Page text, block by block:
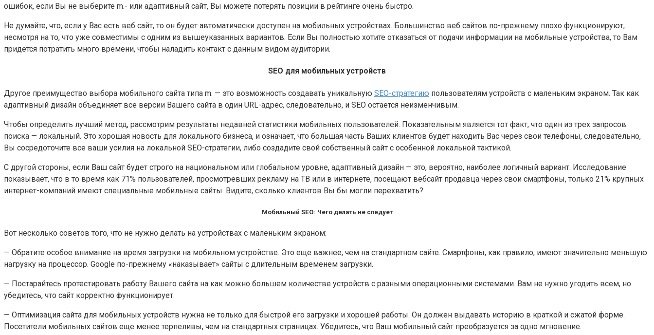
ошибок, если Вы не выберите m.- или адаптивный сайт, Вы можете потерять позиции в рейтинге очень быстро.
Не думайте, что, если у Вас есть веб сайт, то он будет автоматически доступен на мобильных устройствах. Большинство веб сайтов по-прежнему плохо функционируют,
несмотря на то, что уже совместимы с одним из вышеуказанных вариантов. Если Вы полностью хотите отказаться от подачи информации на мобильные устройства, то Вам
придется потратить много времени, чтобы наладить контакт с данным видом аудитории.
SEO для мобильных устройств
Другое преимущество выбора мобильного сайта типа m. — это возможность создавать уникальную SEO-стратегию пользователям устройств с маленьким экраном. Так как
адаптивный дизайн объединяет все версии Вашего сайта в один URL-адрес, следовательно, и SEO остается неизменчивым.
Чтобы определить лучший метод, рассмотрим результаты недавней статистики мобильных пользователей. Показательным является тот факт, что один из трех запросов
поиска — локальный. Это хорошая новость для локального бизнеса, и означает, что большая часть Ваших клиентов будет находить Вас через свои телефоны, следовательно,
Вы сосредоточите все ваши усилия на локальной SEO-стратегии, либо создадите свой собственный сайт с особенной локальной тактикой.
С другой стороны, если Ваш сайт будет строго на национальном или глобальном уровне, адаптивный дизайн — это, вероятно, наиболее логичный вариант. Исследование
показывает, что в то время как 71% пользователей, просмотревших рекламу на ТВ или в интернете, посещают вебсайт продавца через свои смартфоны, только 21% крупных
интернет-компаний имеют специальные мобильные сайты. Видите, сколько клиентов Вы бы могли перехватить?
Мобильный SEO: Чего делать не следует
Вот несколько советов того, что не нужно делать на устройствах с маленьким экраном:
— Обратите особое внимание на время загрузки на мобильном устройстве. Это еще важнее, чем на стандартном сайте. Смартфоны, как правило, имеют значительно меньшую
нагрузку на процессор. Google по-прежнему «наказывает» сайты с длительным временем загрузки.
— Постарайтесь протестировать работу Вашего сайта на как можно большем количестве устройств с разными операционными системами. Вам не нужно угодить всем, но
убедитесь, что сайт корректно функционирует.
— Оптимизация сайта для мобильных устройств нужна не только для быстрой его загрузки и хорошей работы. Он должен выдавать историю в краткой и сжатой форме.
Посетители мобильных сайтов еще менее терпеливы, чем на стандартных страницах. Убедитесь, что Ваш мобильный сайт преобразуется за одно мгновение.